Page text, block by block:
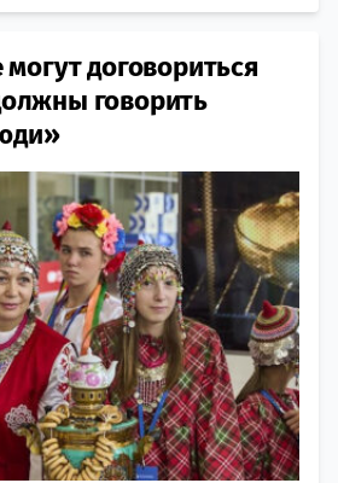
могут договориться
говорить